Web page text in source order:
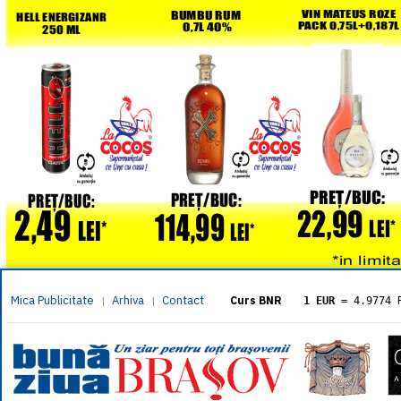
Mica Publicitate | Arhiva | Contact Curs BNR 1 EUR = 4.9774
= 5.8304
1 XAU= 464.4611
1 AED= 1.1933
1 AUD= 2.7957
1 BGN= 2.5449